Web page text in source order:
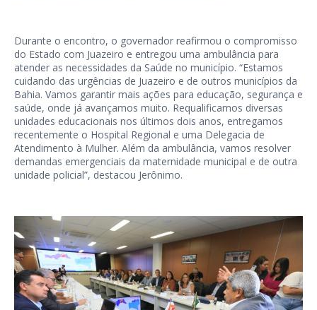
Durante o encontro, o governador reafirmou o compromisso
do Estado com Juazeiro e entregou uma ambulância para
atender as necessidades da Saúde no município. “Estamos
cuidando das urgências de Juazeiro e de outros municípios da
Bahia. Vamos garantir mais ações para educação, segurança e
saúde, onde já avançamos muito. Requalificamos diversas
unidades educacionais nos últimos dois anos, entregamos
recentemente o Hospital Regional e uma Delegacia de
Atendimento à Mulher. Além da ambulância, vamos resolver
demandas emergenciais da maternidade municipal e de outra
unidade policial”, destacou Jerônimo.